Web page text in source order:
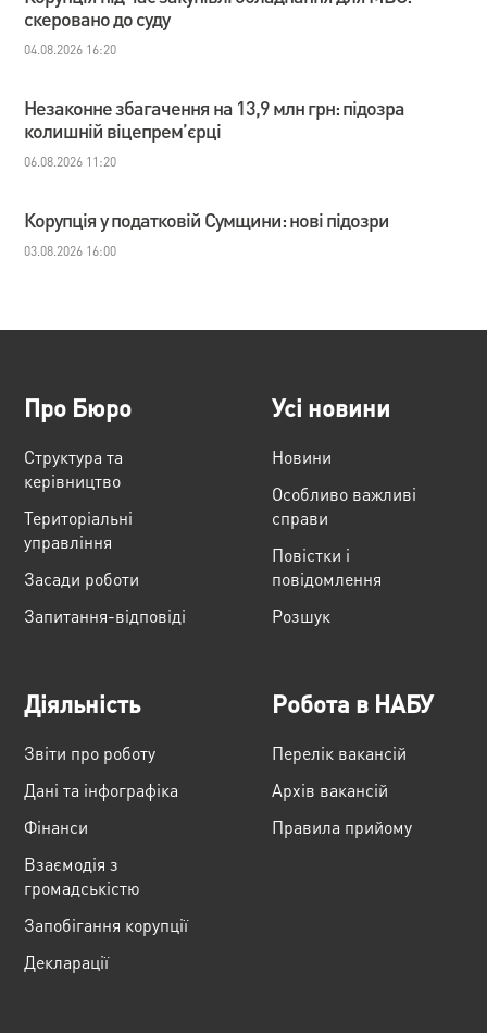
скеровано до суду
04.08.2026 16:20
Незаконне збагачення на 13,9 млн грн: підозра
колишній віцепрем’єрці
06.08.2026 11:20
Корупція у податковій Сумщини: нові підозри
03.08.2026 16:00
Про Бюро
Структура та
керівництво
Територіальні
управління
Засади роботи
Запитання-відповіді
Усі новини
Новини
Особливо важливі
справи
Повістки і
повідомлення
Розшук
Діяльність
Звіти про роботу
Дані та інфографіка
Фінанси
Взаємодія з
громадськістю
Запобігання корупції
Декларації
Робота в НАБУ
Перелік вакансій
Архів вакансій
Правила прийому